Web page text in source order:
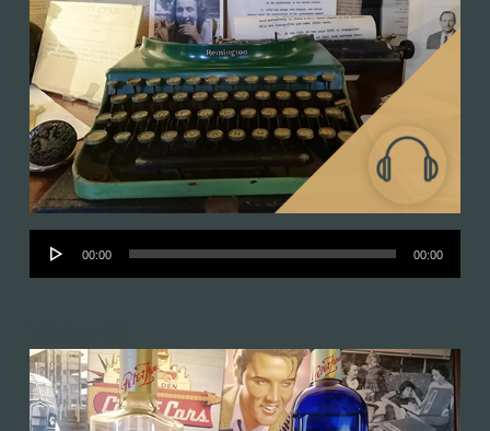
Audió
lejátszó
00:00 00:00